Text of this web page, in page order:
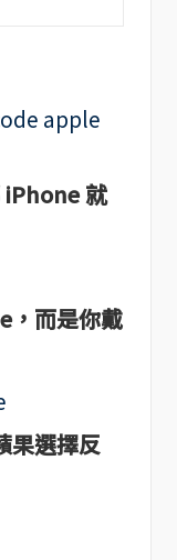
iPhone 就
，而是你戴
果選擇反